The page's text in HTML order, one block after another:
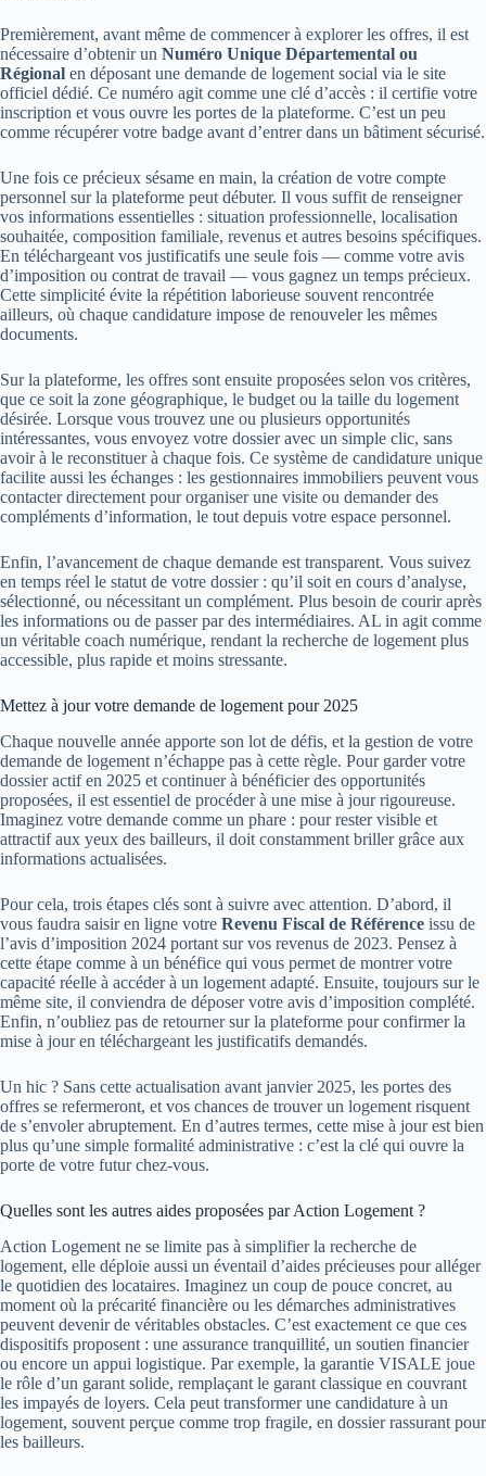
Premièrement, avant même de commencer à explorer les offres, il est
nécessaire d’obtenir un Numéro Unique Départemental ou
Régional en déposant une demande de logement social via le site
officiel dédié. Ce numéro agit comme une clé d’accès : il certifie votre
inscription et vous ouvre les portes de la plateforme. C’est un peu
comme récupérer votre badge avant d’entrer dans un bâtiment sécurisé.
Une fois ce précieux sésame en main, la création de votre compte
personnel sur la plateforme peut débuter. Il vous suffit de renseigner
vos informations essentielles : situation professionnelle, localisation
souhaitée, composition familiale, revenus et autres besoins spécifiques.
En téléchargeant vos justificatifs une seule fois — comme votre avis
d’imposition ou contrat de travail — vous gagnez un temps précieux.
Cette simplicité évite la répétition laborieuse souvent rencontrée
ailleurs, où chaque candidature impose de renouveler les mêmes
documents.
Sur la plateforme, les offres sont ensuite proposées selon vos critères,
que ce soit la zone géographique, le budget ou la taille du logement
désirée. Lorsque vous trouvez une ou plusieurs opportunités
intéressantes, vous envoyez votre dossier avec un simple clic, sans
avoir à le reconstituer à chaque fois. Ce système de candidature unique
facilite aussi les échanges : les gestionnaires immobiliers peuvent vous
contacter directement pour organiser une visite ou demander des
compléments d’information, le tout depuis votre espace personnel.
Enfin, l’avancement de chaque demande est transparent. Vous suivez
en temps réel le statut de votre dossier : qu’il soit en cours d’analyse,
sélectionné, ou nécessitant un complément. Plus besoin de courir après
les informations ou de passer par des intermédiaires. AL in agit comme
un véritable coach numérique, rendant la recherche de logement plus
accessible, plus rapide et moins stressante.
Mettez à jour votre demande de logement pour 2025
Chaque nouvelle année apporte son lot de défis, et la gestion de votre
demande de logement n’échappe pas à cette règle. Pour garder votre
dossier actif en 2025 et continuer à bénéficier des opportunités
proposées, il est essentiel de procéder à une mise à jour rigoureuse.
Imaginez votre demande comme un phare : pour rester visible et
attractif aux yeux des bailleurs, il doit constamment briller grâce aux
informations actualisées.
Pour cela, trois étapes clés sont à suivre avec attention. D’abord, il
vous faudra saisir en ligne votre Revenu Fiscal de Référence issu de
l’avis d’imposition 2024 portant sur vos revenus de 2023. Pensez à
cette étape comme à un bénéfice qui vous permet de montrer votre
capacité réelle à accéder à un logement adapté. Ensuite, toujours sur le
même site, il conviendra de déposer votre avis d’imposition complété.
Enfin, n’oubliez pas de retourner sur la plateforme pour confirmer la
mise à jour en téléchargeant les justificatifs demandés.
Un hic ? Sans cette actualisation avant janvier 2025, les portes des
offres se refermeront, et vos chances de trouver un logement risquent
de s’envoler abruptement. En d’autres termes, cette mise à jour est bien
plus qu’une simple formalité administrative : c’est la clé qui ouvre la
porte de votre futur chez-vous.
Quelles sont les autres aides proposées par Action Logement ?
Action Logement ne se limite pas à simplifier la recherche de
logement, elle déploie aussi un éventail d’aides précieuses pour alléger
le quotidien des locataires. Imaginez un coup de pouce concret, au
moment où la précarité financière ou les démarches administratives
peuvent devenir de véritables obstacles. C’est exactement ce que ces
dispositifs proposent : une assurance tranquillité, un soutien financier
ou encore un appui logistique. Par exemple, la garantie VISALE joue
le rôle d’un garant solide, remplaçant le garant classique en couvrant
les impayés de loyers. Cela peut transformer une candidature à un
logement, souvent perçue comme trop fragile, en dossier rassurant pour
les bailleurs.